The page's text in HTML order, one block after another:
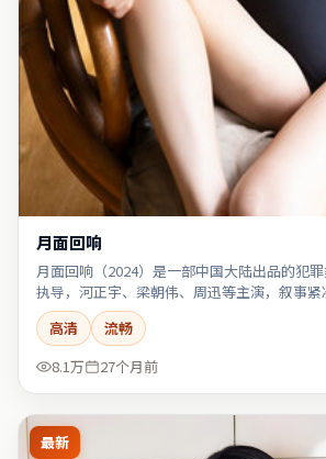
月面回响
月面回响（2024）是一部中国大陆出品的犯
执导，河正宇、梁朝伟、周迅等主演，叙事紧
高清
流畅
8.1万
27个月前
最新